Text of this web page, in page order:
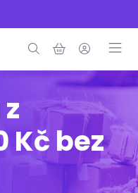
Kč bez